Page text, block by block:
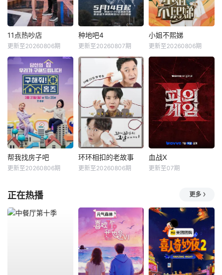
11点热吵店
更新至20260806期
种地吧4
更新至20260807期
小姐不熙娣
更新至20260806期
帮我找房子吧
更新至20260806期
环环相扣的老故事
更新至20260806期
血战X
更新至07期
正在热播 更多